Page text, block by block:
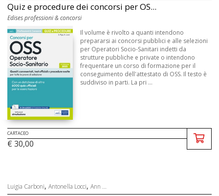
Quiz e procedure dei concorsi per OS...
Edises professioni & concorsi
Il volume è rivolto a quanti intendono
prepararsi ai concorsi pubblici e alle selezioni
per Operatori Socio-Sanitari indetti da
strutture pubbliche e private o intendono
frequentare un corso di formazione per il
conseguimento dell'attestato di OSS. Il testo è
suddiviso in parti. La pri ...
CARTACEO
€ 30,00
Luigia Carboni, Antonella Locci, Ann ...